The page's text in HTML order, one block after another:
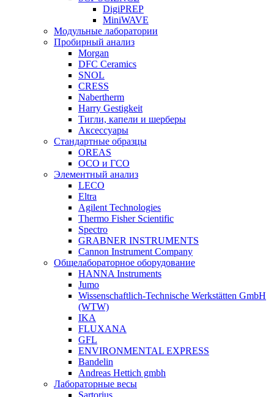
DigiPREP
MiniWAVE
Модульные лаборатории
Пробирный анализ
Morgan
DFC Ceramics
SNOL
CRESS
Nabertherm
Harry Gestigkeit
Тигли, капели и шерберы
Аксессуары
Стандартные образцы
OREAS
ОСО и ГСО
Элементный анализ
LECO
Eltra
Agilent Technologies
Thermo Fisher Scientific
Spectro
GRABNER INSTRUMENTS
Cannon Instrument Company
Общелабораторное оборудование
HANNA Instruments
Jumo
Wissenschaftlich-Technische Werkstätten GmbH
(WTW)
IKA
FLUXANA
GFL
ENVIRONMENTAL EXPRESS
Bandelin
Andreas Hettich gmbh
Лабораторные весы
Sartorius